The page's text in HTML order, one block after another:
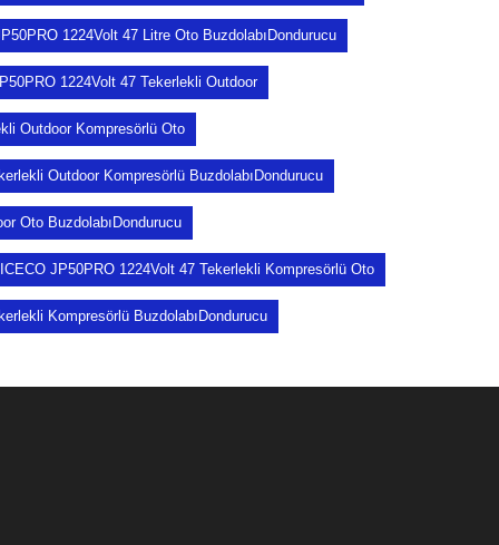
1224Volt 47 Litre Oto BuzdolabıDondurucu
1224Volt 47 Tekerlekli Outdoor
Outdoor Kompresörlü Oto
Outdoor Kompresörlü BuzdolabıDondurucu
Oto BuzdolabıDondurucu
ICECO JP50PRO 1224Volt 47 Tekerlekli Kompresörlü Oto
Kompresörlü BuzdolabıDondurucu